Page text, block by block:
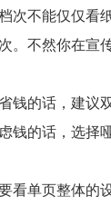
不能仅仅看
。不然你在宣
的话，建议
的话，选择
单页整体的